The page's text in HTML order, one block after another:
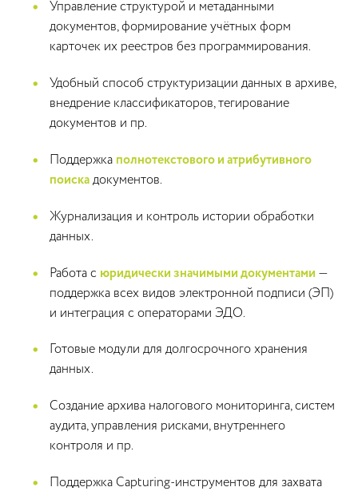
Управление структурой и метаданными
документов, формирование учётных форм
карточек их реестров без программирования.
Удобный способ структуризации данных в архиве,
внедрение классификаторов, тегирование
документов и пр.
Поддержка полнотекстового и атрибутивного
поиска документов.
Журнализация и контроль истории обработки
данных.
Работа с юридически значимыми документами —
поддержка всех видов электронной подписи (ЭП)
и интеграция с операторами ЭДО.
Готовые модули для долгосрочного хранения
данных.
Создание архива налогового мониторинга, систем
аудита, управления рисками, внутреннего
контроля и пр.
Поддержка Capturing-инструментов для захвата